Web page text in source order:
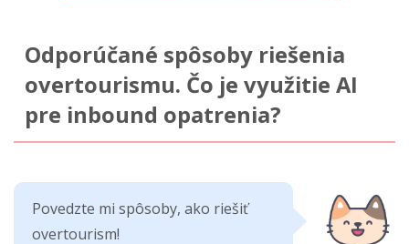
Odporúčané spôsoby riešenia
overtourismu. Čo je využitie AI
pre inbound opatrenia?
Povedzte mi spôsoby, ako riešiť
overtourism!